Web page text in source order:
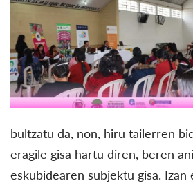
bultzatu da, non, hiru tailerren
eragile gisa hartu diren, beren
eskubidearen subjektu gisa. Izan